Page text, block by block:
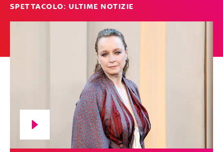
SPETTACOLO: ULTIME NOTIZIE